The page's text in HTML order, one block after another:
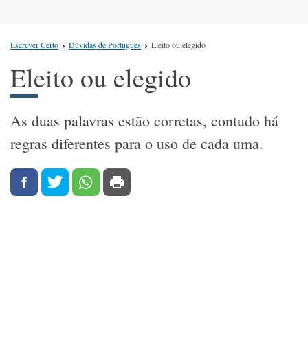
Escrever Certo Dúvidas de Português Eleito ou elegido
Eleito ou elegido
As duas palavras estão corretas, contudo há
regras diferentes para o uso de cada uma.